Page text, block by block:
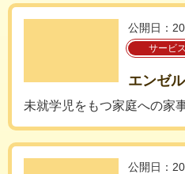
公開日：
サービス
エンゼ
未就学児をもつ家庭への家
公開日：